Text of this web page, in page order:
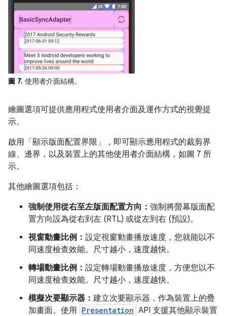
圖 7. 使用者介面結構。
繪圖選項可提供應用程式使用者介面及運作方式的視覺提
示。
啟用「顯示版面配置界限」
，即可顯示應用程式的裁剪界
線、邊界，以及裝置上的其他使用者介面結構，如圖 7 所
示。
其他繪圖選項包括：
強制使用從右至左版面配置方向： 強制將螢幕版面配
置方向設為從右到左 (RTL) 或從左到右 (預設)。
視窗動畫比例： 設定視窗動畫播放速度，您就能以不
同速度檢查效能。尺寸越小，速度越快。
轉場動畫比例： 設定轉場動畫播放速度，方便您以不
同速度檢查效能。尺寸越小，速度越快。
模擬次要顯示器： 建立次要顯示器，作為裝置上的疊
加畫面。使用 Presentation API 支援其他顯示裝置